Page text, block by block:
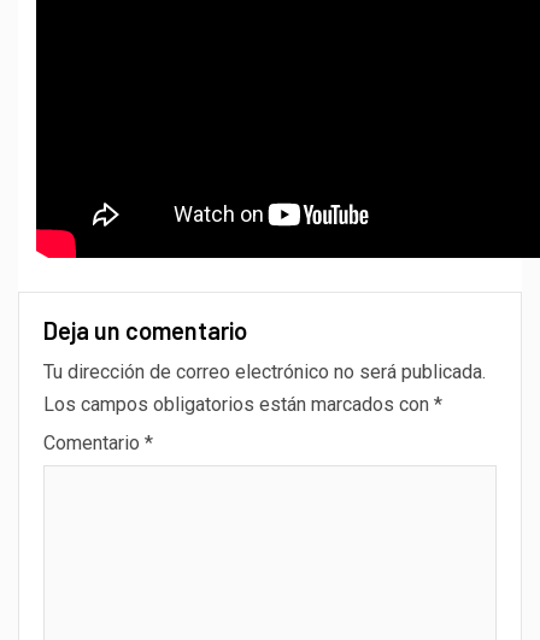
Deja un comentario
Tu dirección de correo electrónico no será publicada.
Los campos obligatorios están marcados con *
Comentario *